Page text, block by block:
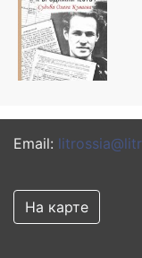
Email:
На карте